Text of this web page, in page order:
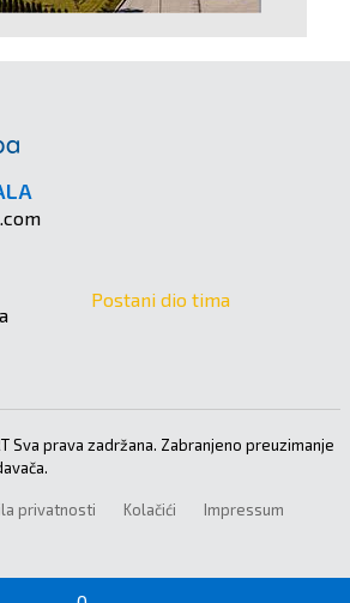
Postani dio tima
Sva prava zadržana. Zabranjeno preuzimanje
privatnosti Kolačići Impressum